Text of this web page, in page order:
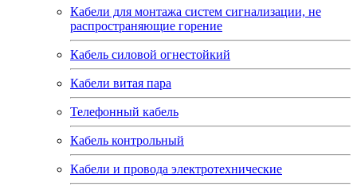
Кабели для монтажа систем сигнализации, не
распространяющие горение
Кабель силовой огнестойкий
Кабели витая пара
Телефонный кабель
Кабель контрольный
Кабели и провода электротехнические